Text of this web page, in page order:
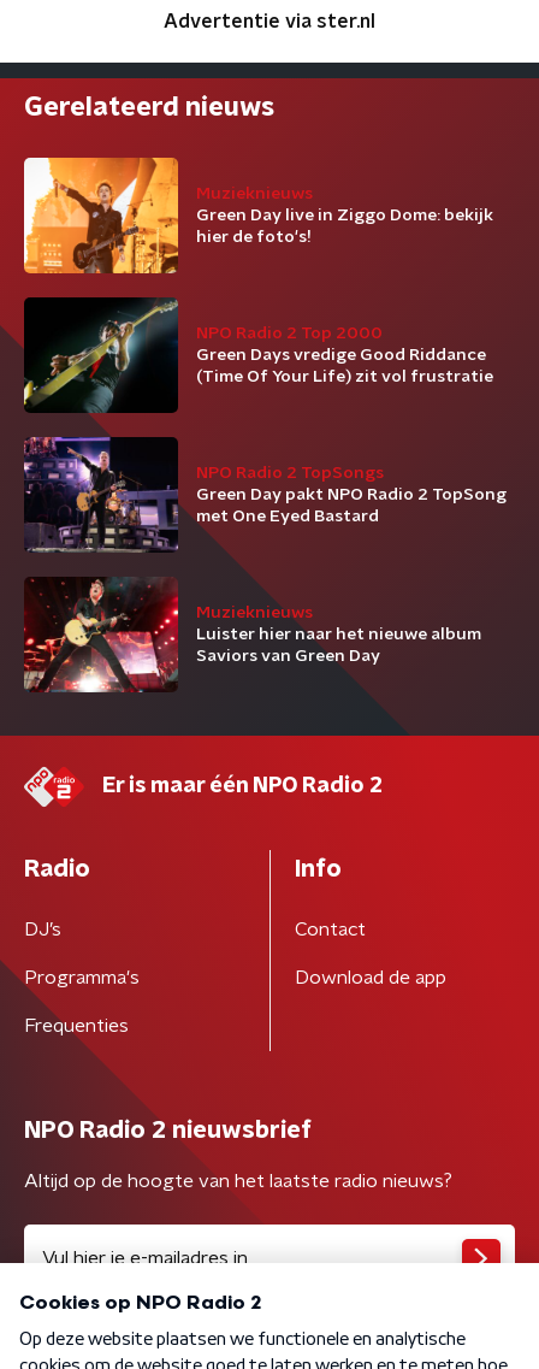
Advertentie via ster.nl
Gerelateerd nieuws
Muzieknieuws
Green Day live in Ziggo Dome: bekijk
hier de foto's!
NPO Radio 2 Top 2000
Green Days vredige Good Riddance
(Time Of Your Life) zit vol frustratie
NPO Radio 2 TopSongs
Green Day pakt NPO Radio 2 TopSong
met One Eyed Bastard
Muzieknieuws
Luister hier naar het nieuwe album
Saviors van Green Day
Er is maar één NPO Radio 2
Radio
DJ’s
Programma's
Frequenties
Info
Contact
Download de app
NPO Radio 2 nieuwsbrief
Altijd op de hoogte van het laatste radio nieuws?